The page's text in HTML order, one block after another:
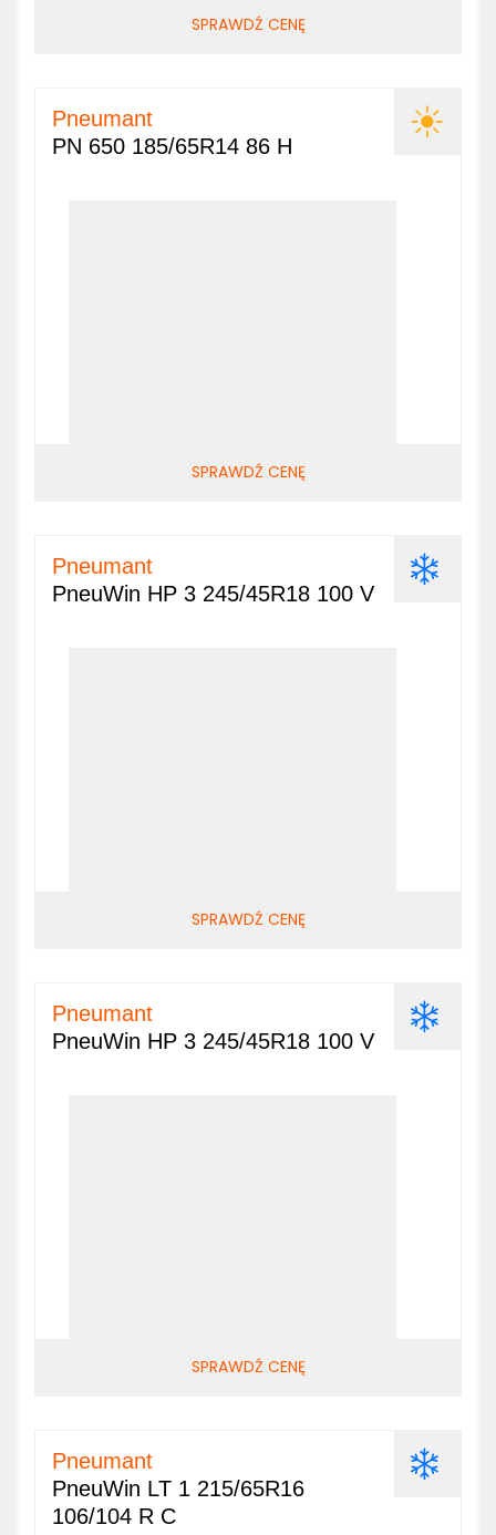
SPRAWDŹ CENĘ
Pneumant
PN 650 185/65R14 86 H
SPRAWDŹ CENĘ
Pneumant
PneuWin HP 3 245/45R18 100 V
SPRAWDŹ CENĘ
Pneumant
PneuWin HP 3 245/45R18 100 V
SPRAWDŹ CENĘ
Pneumant
PneuWin LT 1 215/65R16
106/104 R C